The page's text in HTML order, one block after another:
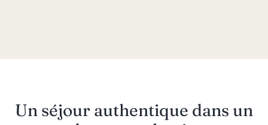
Un séjour authentique dans un